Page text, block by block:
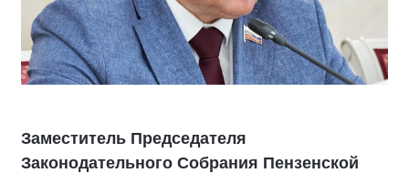
Заместитель Председателя
Законодательного Собрания Пензенской